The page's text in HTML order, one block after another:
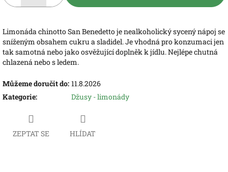
Limonáda chinotto San Benedetto je nealkoholický sycený nápoj se
sníženým obsahem cukru a sladidel. Je vhodná pro konzumaci jen
tak samotná nebo jako osvěžující doplněk k jídlu. Nejlépe chutná
chlazená nebo s ledem.
Můžeme doručit do: 11.8.2026
Kategorie: Džusy - limonády
ZEPTAT SE HLÍDAT